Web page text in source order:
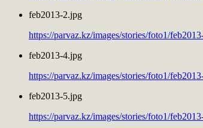
feb2013-2.jpg
https://parvaz.kz/images/stories/foto1/
feb2013-4.jpg
https://parvaz.kz/images/stories/foto1/
feb2013-5.jpg
https://parvaz.kz/images/stories/foto1/